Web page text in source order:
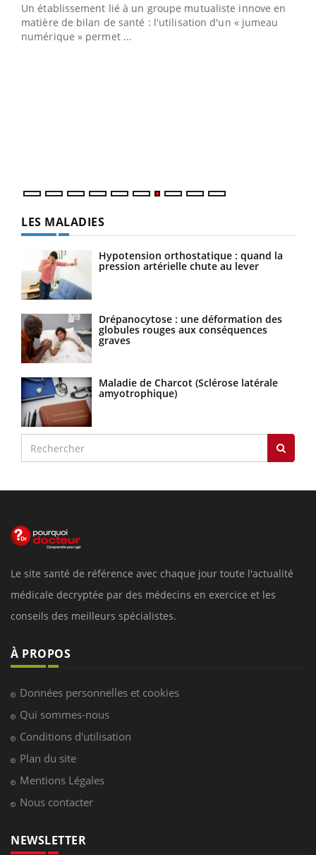
vous culinaire qui bouscule les idées reçues ! Dans cet
épisode, une ...
LES MALADIES
Hypotension orthostatique : quand la
pression artérielle chute au lever
Drépanocytose : une déformation des
globules rouges aux conséquences
graves
Maladie de Charcot (Sclérose latérale
amyotrophique)
Le site santé de référence avec chaque jour toute l'actualité
médicale decryptée par des médecins en exercice et les
conseils des meilleurs spécialistes.
À PROPOS
Données personnelles et cookies
Qui sommes-nous
Conditions d'utilisation
Plan du site
Mentions Légales
Nous contacter
NEWSLETTER